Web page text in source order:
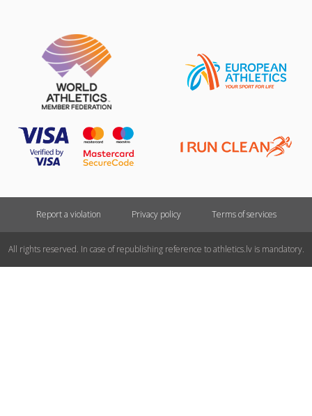
Report a violation Privacy policy Terms of services
All rights reserved. In case of republishing reference to athletics.lv is mandatory.